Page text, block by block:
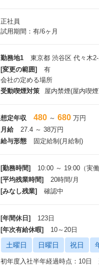
正社員
試用期間：有/6ヶ月
勤務地1
東京都 渋谷区 代々木
[変更の範囲]
有
会社の定める場所
受動喫煙対策
屋内禁煙(屋内喫
想定年収 480 ～ 680 万円
月給
27.4 ～ 38万円
給与形態
固定給制(月給制)
[勤務時間]
10:00 ～ 19:00（実
[平均残業時間]
20時間/月
[みなし残業]
確認中
[年間休日]
123日
[年次有給休暇]
10～20日
土曜日 日曜日 祝日
初年度入社半年経過時点：10日